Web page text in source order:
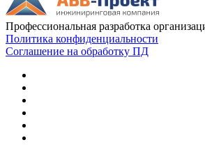
Профессиональная разработка
Политика конфиденциальности
Соглашение на обработку ПД